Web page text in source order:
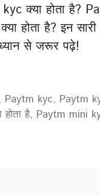
क्या होता है?
होता है? इन
से जरूर पढ़े!
, Paytm kyc, Paytm
है, Paytm mini